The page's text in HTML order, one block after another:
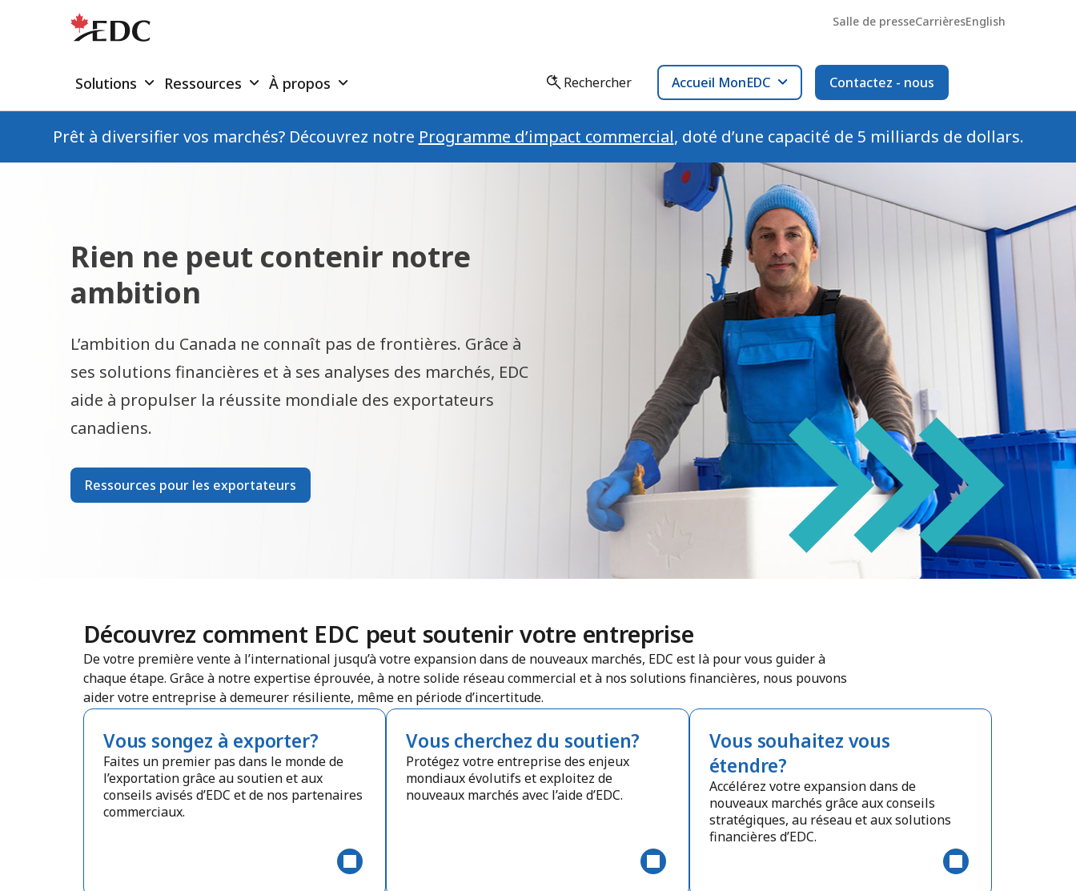
Salle de presseCarrièresEnglish
Solutions Ressources À propos Rechercher Accueil MonEDC Contactez - nous
Prêt à diversifier vos marchés? Découvrez notre Programme d’impact commercial, doté d’une capacité de 5 milliards de dollars.
Rien ne peut contenir notre
ambition
L’ambition du Canada ne connaît pas de frontières. Grâce à
ses solutions financières et à ses analyses des marchés, EDC
aide à propulser la réussite mondiale des exportateurs
canadiens.
Ressources pour les exportateurs
Découvrez comment EDC peut soutenir votre entreprise
De votre première vente à l’international jusqu’à votre expansion dans de nouveaux marchés, EDC est là pour vous guider à
chaque étape. Grâce à notre expertise éprouvée, à notre solide réseau commercial et à nos solutions financières, nous pouvons
aider votre entreprise à demeurer résiliente, même en période d’incertitude.
Vous songez à exporter?
Faites un premier pas dans le monde de
l’exportation grâce au soutien et aux
conseils avisés d’EDC et de nos partenaires
commerciaux.
Vous cherchez du soutien?
Protégez votre entreprise des enjeux
mondiaux évolutifs et exploitez de
nouveaux marchés avec l’aide d’EDC.
Vous souhaitez vous
étendre?
Accélérez votre expansion dans de
nouveaux marchés grâce aux conseils
stratégiques, au réseau et aux solutions
financières d’EDC.